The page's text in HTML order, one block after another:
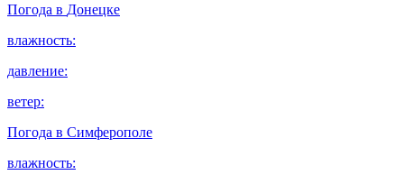
Погода в Донецке
влажность:
давление:
ветер:
Погода в Симферополе
влажность: